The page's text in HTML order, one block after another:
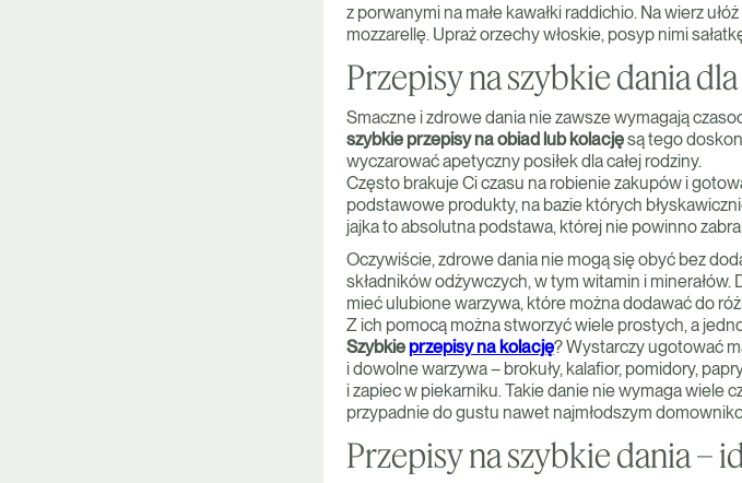
z porwanymi na małe kawałki raddichio. Na wierz
mozzarellę. Upraż orzechy włoskie, posyp nimi
Przepisy na szybkie dania
Smaczne i zdrowe dania nie zawsze wymagają
szybkie przepisy na obiad lub kolacjęsą tego
wyczarować apetyczny posiłek dla całej rodziny.
Często brakuje Ci czasu na robienie zakupów i
podstawowe produkty, na bazie których
jajka to absolutna podstawa, której nie powinno
Oczywiście, zdrowe dania nie mogą się obyć bez
składników odżywczych, w tym witamin i
mieć ulubione warzywa, które można dodawać do
Z ich pomocą można stworzyć wiele prostych, a
Szybkieprzepisy na kolację? Wystarczy ugotować
i dowolne warzywa – brokuły, kalafior, pomidory,
i zapiec w piekarniku. Takie danie nie wymaga wiele
przypadnie do gustu nawet najmłodszym
Przepisy na szybkie dania –